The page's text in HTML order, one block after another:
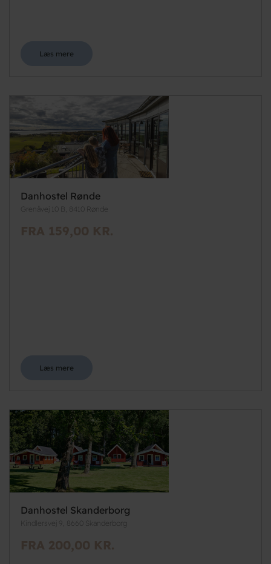
Læs mere
Danhostel Rønde
Grenåvej 10 B, 8410 Rønde
FRA 159,00 KR.
Læs mere
Danhostel Skanderborg
Kindlersvej 9, 8660 Skanderborg
FRA 200,00 KR.